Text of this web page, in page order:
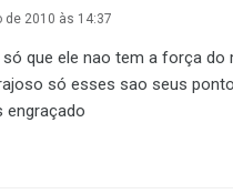
de 2010 às 14:37
que ele nao tem a força do
só esses sao seus
engraçado